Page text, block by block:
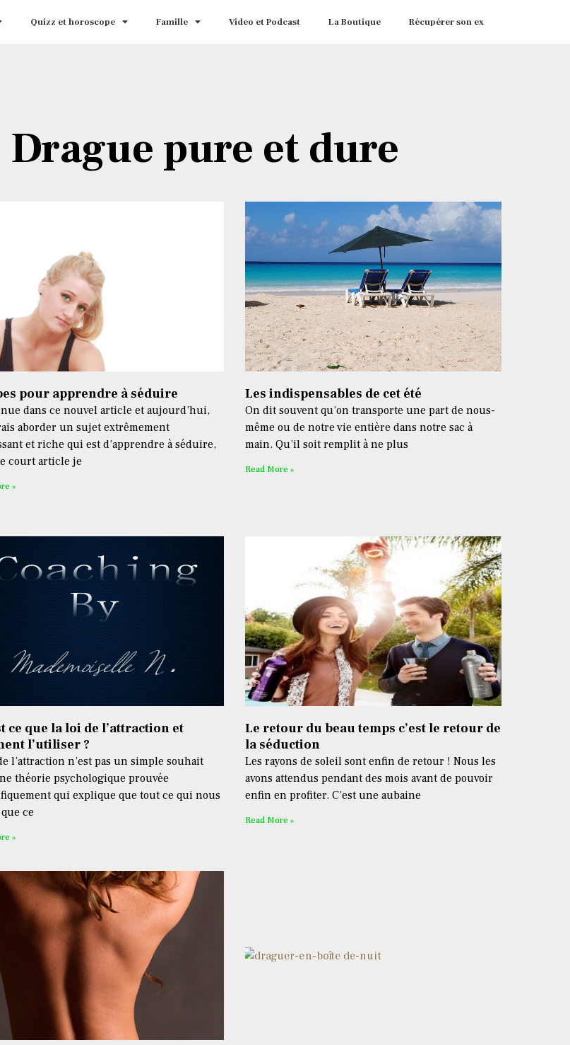
Quizz et horoscope Famille Video et Podcast La Boutique Récupérer son ex
pure et dure
pour apprendre à séduire
dans ce nouvel article et aujourd’hui,
aborder un sujet extrêmement
et riche qui est d’apprendre à séduire,
court article je
»
Les indispensables de cet été
On dit souvent qu’on transporte une part de nous-
même ou de notre vie entière dans notre sac à
main. Qu’il soit remplit à ne plus
Read More »
ce que la loi de l’attraction et
l’utiliser ?
l’attraction n’est pas un simple souhait
théorie psychologique prouvée
qui explique que tout ce qui nous
ce
»
Le retour du beau temps c’est le retour de
la séduction
Les rayons de soleil sont enfin de retour ! Nous les
avons attendus pendant des mois avant de pouvoir
enfin en profiter. C’est une aubaine
Read More »